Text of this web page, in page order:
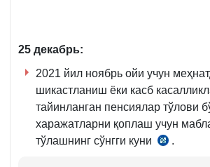
25 декабрь:
2021 йил ноябрь ойи учун
шикастланиш ёки касб
тайинланган пенсиялар тўлови
харажатларни қоплаш учун
тўлашнинг сўнгги куни
АВ
.